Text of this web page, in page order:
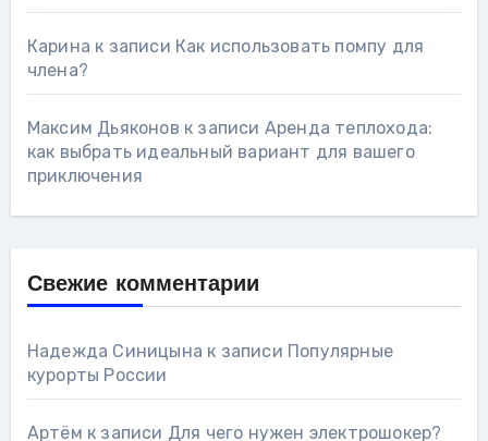
Карина к записи Как использовать помпу для
члена?
Максим Дьяконов к записи Аренда теплохода:
как выбрать идеальный вариант для вашего
приключения
Свежие комментарии
Надежда Синицына к записи Популярные
курорты России
Артём к записи Для чего нужен электрошокер?